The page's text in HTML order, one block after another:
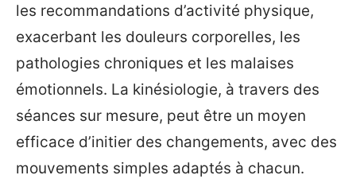
les recommandations d’activité physique,
exacerbant les douleurs corporelles, les
pathologies chroniques et les malaises
émotionnels. La kinésiologie, à travers des
séances sur mesure, peut être un moyen
efficace d’initier des changements, avec des
mouvements simples adaptés à chacun.